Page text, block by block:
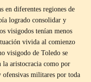
en diferentes regiones de
logrado consolidar y
visigodos tenían menos
vivida al comienzo
visigodo de Toledo se
la aristocracia como por
militares por toda